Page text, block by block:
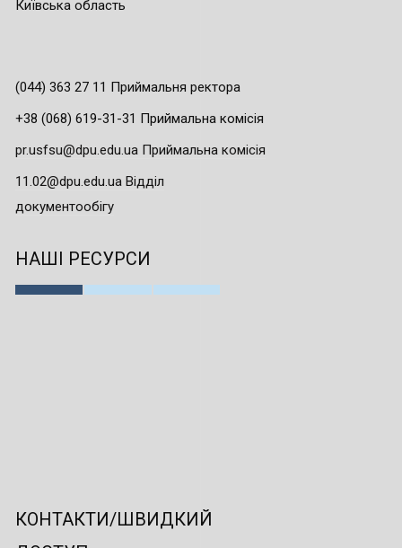
Київська область
(044) 363 27 11 Приймальня ректора
+38 (068) 619-31-31 Приймальна комісія
pr.usfsu@dpu.edu.ua Приймальна комісія
11.02@dpu.edu.ua Відділ
документообігу
НАШІ РЕСУРСИ
КОНТАКТИ/ШВИДКИЙ